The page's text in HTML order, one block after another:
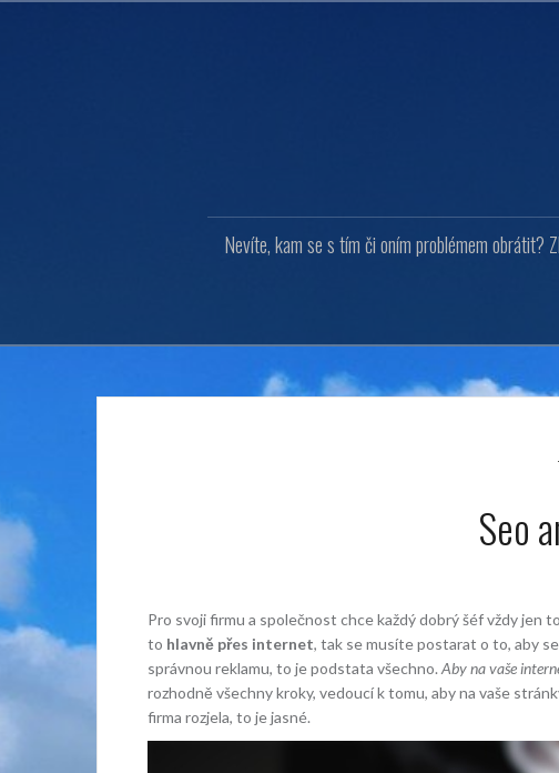
Nevíte, kam se s tím či oním problémem obrátit?
Seo
Pro svoji firmu a společnost chce každý dobrý šéf vždy jen
to hlavně přes internet, tak se musíte postarat o to, aby
správnou reklamu, to je podstata všechno. Aby na vaše
rozhodně všechny kroky, vedoucí k tomu, aby na vaše
firma rozjela, to je jasné.